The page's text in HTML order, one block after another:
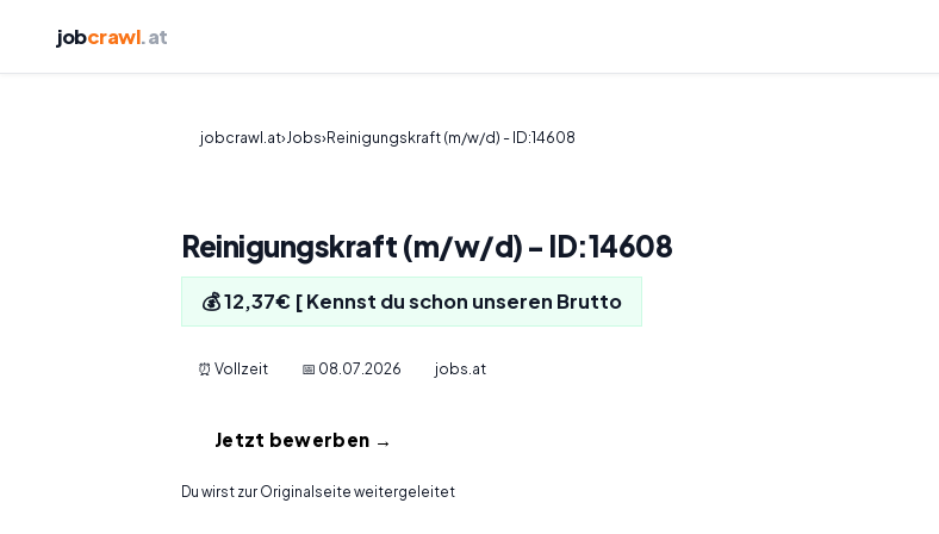
jobcrawl.at
jobcrawl.at›Jobs›Reinigungskraft (m/w/d) - ID:14608
Reinigungskraft (m/w/d) - ID:14608
💰 12,37€ [ Kennst du schon unseren Brutto
⏰ Vollzeit 📅 08.07.2026 jobs.at
Jetzt bewerben →
Du wirst zur Originalseite weitergeleitet